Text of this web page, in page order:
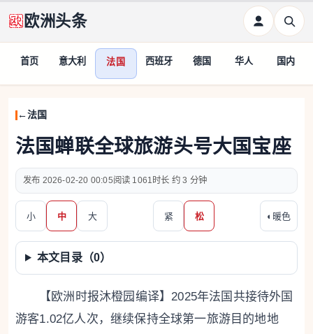
欧洲头条
首页 意大利 法国 西班牙 德国 华人 国内
法国
法国蝉联全球旅游头号大国宝座
2026-02-20 00:05 1061 约 3 分钟
小 中 大 紧 松 ◐ 暖色
本文目录（0）
【欧洲时报沐橙园编译】2025年法国共接待外国
游客1.02亿人次，继续保持全球第一旅游目的地地